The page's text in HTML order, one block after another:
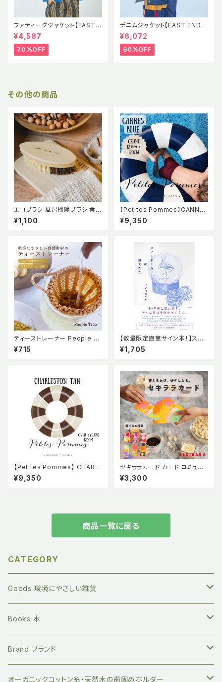
ファティーグジャケット【EAST E
ND HIGHLANDERS】EEH SS
Fatigue Jacket
¥4,587
70%OFF
デニムジャケット【EAST END H
IGHLANDERS】EEH Denim J
acket 児島デニム
¥6,072
60%OFF
その他の商品
エコブラシ 風呂掃除ブラシ 食器
洗いブラシ 【mana. ORGANIC
LIVING】
¥1,100
【Petites Pommes】CANNES
BLUE ブルー 紺 浮き輪 120cm
フロート BPAフリー 6才〜大
¥9,350
ティーストレーナー People Tr
ee 茶漉し フェアトレード 竹製
茶こし ピープルツリー ゴミが出
¥715
【数量限定直筆サイン本！】スノ
ードームの捨てかた くどうれ
いん
¥1,705
【Petites Pommes】 CHARL
ESTON TAN 浮き輪 120cm
フロート BPAフリー 6才〜大
¥9,350
セキララカード カード コミュニ
ケーション カップル 大人向け ア
ダルト 友人 友達 家族 カードゲ
¥3,300
商品一覧に戻る
CATEGORY
Goods 環境にやさしい雑貨
繰り返し長く使える ステンレスボトル
地球にやさしい 竹歯ブラシ
持ち運びに便利 竹歯ブラシケース
小分けに便利 ベジバッグ
Books 本
絵本 赤ちゃん向け
絵本 お子さまへ
Brand ブランド
FUB ファブ
オーガニックコットン糸・天然木の歯固めホルダー